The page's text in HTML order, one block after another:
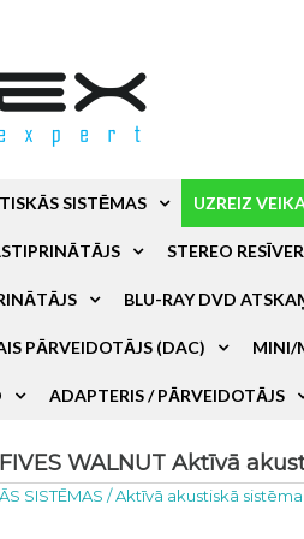
SISTĒMAS UZREIZ
STEREO
BLU-RAY DVD
PĀRVEIDOTĀJS (DAC) MINI/
ADAPTERIS / PĀRVEIDOTĀJS
FIVES WALNUT Aktīvā
SISTĒMAS /Aktīvā akustiskā sistēma